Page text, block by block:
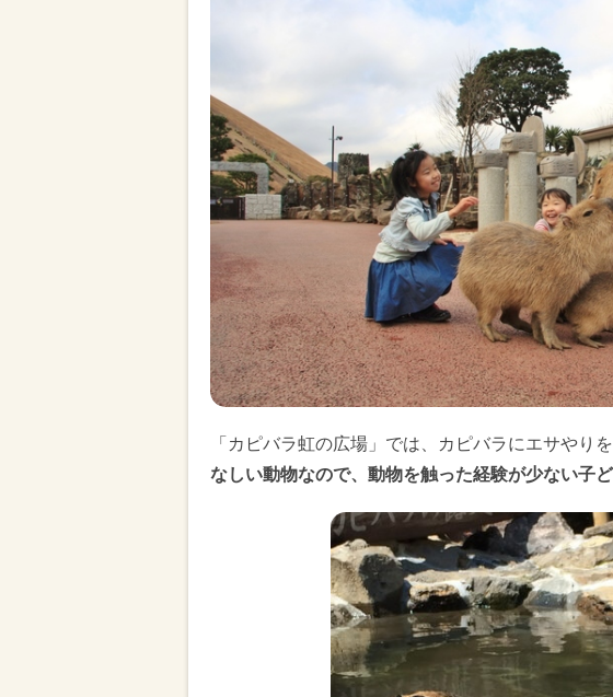
「カピバラ虹の広場」では、カピバラにエサやり
なしい動物なので、動物を触った経験が少ない子